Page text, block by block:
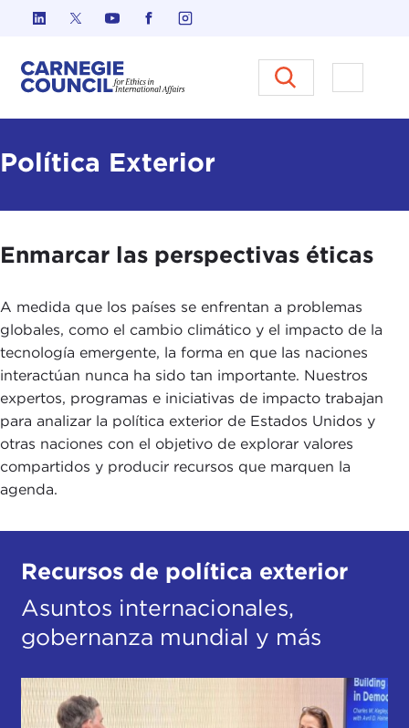
Ir al contenido
Carnegie Council sobre Ética
Abrir el
Política Exterior
Enmarcar las perspectivas éticas
A medida que los países se enfrentan a problemas
globales, como el cambio climático y el impacto de la
tecnología emergente, la forma en que las naciones
interactúan nunca ha sido tan importante. Nuestros
expertos, programas e iniciativas de impacto trabajan
para analizar la política exterior de Estados Unidos y
otras naciones con el objetivo de explorar valores
compartidos y producir recursos que marquen la
agenda.
Recursos de política exterior
Asuntos internacionales,
gobernanza mundial y más